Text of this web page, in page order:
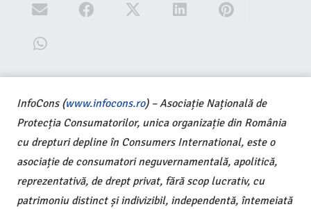
InfoCons (www.infocons.ro) – Asociație Națională de
Protecția Consumatorilor, unica organizație din România
cu drepturi depline în Consumers International, este o
asociație de consumatori neguvernamentală, apolitică,
reprezentativă, de drept privat, fără scop lucrativ, cu
patrimoniu distinct și indivizibil, independentă, întemeiată